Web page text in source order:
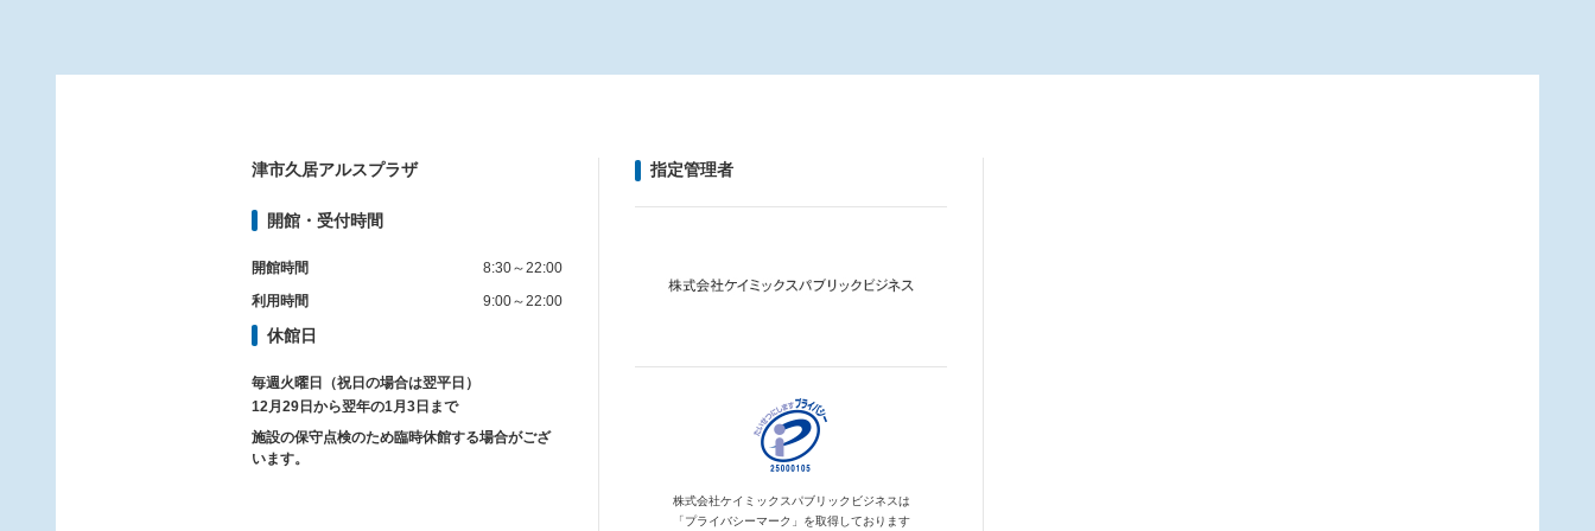
津市久居アルスプラザ
開館・受付時間
開館時間
8:30～22:00
利用時間
9:00～22:00
休館日
毎週火曜日（祝日の場合は翌平日）
12月29日から翌年の1月3日まで
施設の保守点検のため臨時休館する場合がござ
います。
指定管理者
株式会社ケイミックスパブリックビジネスは
「プライバシーマーク」を取得しております